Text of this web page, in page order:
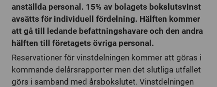
anställda personal. 15% av bolagets bokslutsvinst
avsätts för individuell fördelning. Hälften kommer
att gå till ledande befattningshavare och den andra
hälften till företagets övriga personal.
Reservationer för vinstdelningen kommer att göras i
kommande delårsrapporter men det slutliga utfallet
görs i samband med årsbokslutet. Vinstdelningen